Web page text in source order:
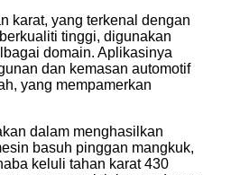
karat, yang terkenal dengan
tinggi, digunakan
domain. Aplikasinya
dan kemasan automotif
yang mempamerkan
dalam menghasilkan
basuh pinggan mangkuk,
keluli tahan karat 430